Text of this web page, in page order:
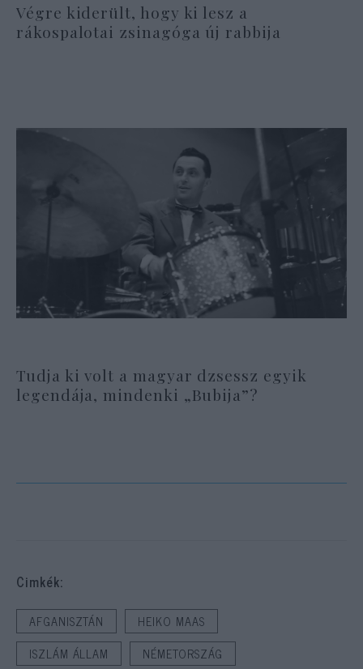
Végre kiderült, hogy ki lesz a
rákospalotai zsinagóga új rabbija
Tudja ki volt a magyar dzsessz egyik
legendája, mindenki „Bubija”?
Cimkék:
AFGANISZTÁN
HEIKO MAAS
ISZLÁM ÁLLAM
NÉMETORSZÁG